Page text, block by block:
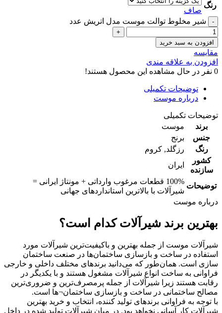
رنگ
صاف
شیر مخلوط توالت موست مدل اتریش عدد
افزودن به سبد خرید
مقایسه
افزودن به علاقه مندی
0 نفر در حال مشاهده این محصول هستند!
توضیحات تکمیلی
درباره موست
توضیحات تکمیلی
برند
موست
جنس
برنج
رنگ
رزگلد, کروم
کشور
سازنده
ایران
توضیحات
100% قطعات مرغوب وارداتی + مونتاژ ایرانی =
شیرآلات با بالاترین استانداردهای جهانی
درباره موست
بهترین برند شیرآلات کدام است؟
شیرآلات موست از جمله بهترین و باکیفیت‌ترین شیرآلات مورد
استفاده در ساخت و بازسازی ساختمان‌ها در صنعت ساختمان
سازی است. همان‌طور که می‌دانید برندهای مختلف داخلی و خارجی
فراوانی به ساخت انواع شیرآلات مشغول هستند و با یکدیگر در
رقابت هستند زیرا شیرآلات از جمله پرمصرف‌ترین و ضروری‌ترین
مصالح ساختمانی در ساخت و بازسازی ساختمان¬ها است.
با توجه به فراوانی برندهای تولید کننده، انتخاب و خرید بهترین
شیرآلات کار آسانی نخواهد بود. در میان شیرآلات تولید شده در داخل